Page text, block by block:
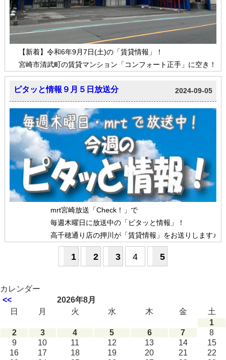
【新着】令和6年9月7日(土)の「賃貸情報」！
宮崎市清武町の賃貸マンション「コンフォート正手」に空き！
ピタッと情報９月５日放送分 2024-09-05
mrt宮崎放送「Check！」で
毎週木曜日に放送中の「ピタッと情報」！
高千穂通り店の押川が「賃貸情報」をお送りします♪
1 2 3 4 5
カレンダー
<<
2026年8月
日
月 火 水 木 金
土
1
2
3 4 5 6 7
8
9
10 11 12 13 14
15
16
17 18 19 20 21
22